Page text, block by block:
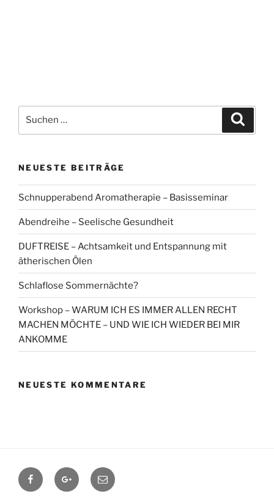
nach:
NEUESTE BEITRÄGE
Schnupperabend Aromatherapie – Basisseminar
Abendreihe – Seelische Gesundheit
DUFTREISE – Achtsamkeit und Entspannung mit
ätherischen Ölen
Schlaflose Sommernächte?
Workshop – WARUM ICH ES IMMER ALLEN RECHT
MACHEN MÖCHTE – UND WIE ICH WIEDER BEI MIR
ANKOMME
NEUESTE KOMMENTARE
FacebookGoogle+Contact
me